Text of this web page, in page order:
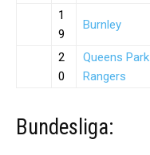
1
9
Burnley
2
0
Queens Park
Rangers
Bundesliga: